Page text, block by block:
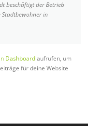
beschäftigt der Betrieb
Stadtbewohner in
Dashboardaufrufen, um
für deine Website